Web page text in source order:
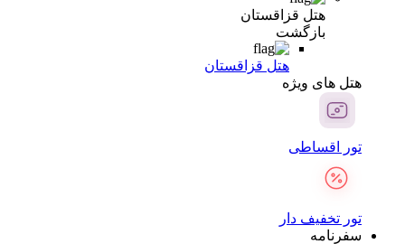
هتل قزاقستان
بازگشت
هتل قزاقستان
هتل های ویژه
تور اقساطی
تور تخفیف دار
سفرنامه